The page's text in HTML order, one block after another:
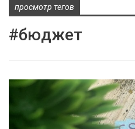
просмотр тегов
#бюджет